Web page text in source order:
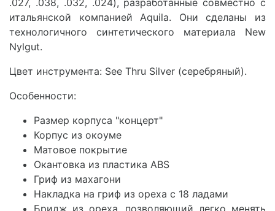
итальянской компанией Aquila. Они сделаны из
технологичного синтетического материала New
Nylgut.
Цвет инструмента: See Thru Silver (серебряный).
Особенности:
Размер корпуса "концерт"
Корпус из окоуме
Матовое покрытие
Окантовка из пластика ABS
Гриф из махагони
Накладка на гриф из ореха с 18 ладами
Бридж из ореха, позволяющий легко менять